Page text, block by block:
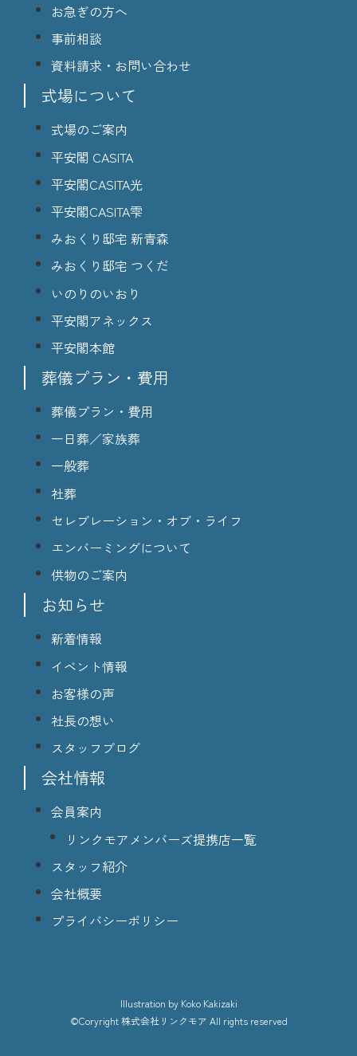
お急ぎの方へ
事前相談
資料請求・お問い合わせ
式場について
式場のご案内
平安閣 CASITA
平安閣CASITA光
平安閣CASITA雫
みおくり邸宅 新青森
みおくり邸宅 つくだ
いのりのいおり
平安閣アネックス
平安閣本館
葬儀プラン・費用
葬儀プラン・費用
一日葬／家族葬
一般葬
社葬
セレブレーション・オブ・ライフ
エンバーミングについて
供物のご案内
お知らせ
新着情報
イベント情報
お客様の声
社長の想い
スタッフブログ
会社情報
会員案内
リンクモアメンバーズ提携店一覧
スタッフ紹介
会社概要
プライバシーポリシー
lllustration by Koko Kakizaki
©Coryright 株式会社リンクモア All rights reserved